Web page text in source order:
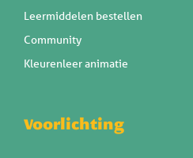
Leermiddelen bestellen
Community
Kleurenleer animatie
Voorlichting